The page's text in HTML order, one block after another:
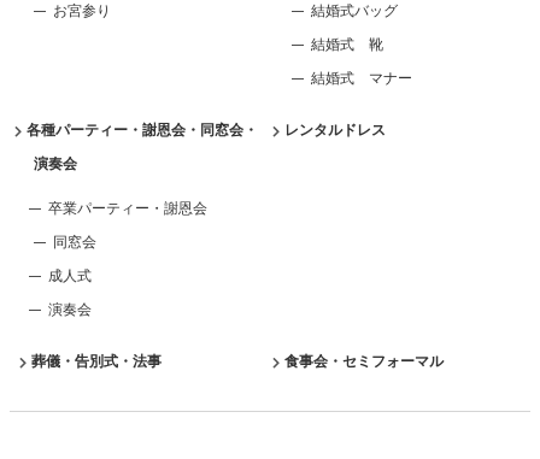
お宮参り
結婚式バッグ
結婚式 靴
結婚式 マナー
各種パーティー・謝恩会・同窓会・
演奏会
卒業パーティー・謝恩会
同窓会
成人式
演奏会
レンタルドレス
葬儀・告別式・法事 食事会・セミフォーマル